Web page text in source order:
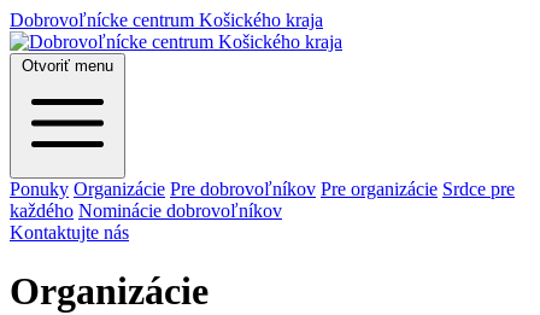
Dobrovoľnícke centrum Košického kraja
Otvoriť menu
Ponuky Organizácie Pre dobrovoľníkov Pre organizácie Srdce pre
každého Nominácie dobrovoľníkov
Kontaktujte nás
Organizácie